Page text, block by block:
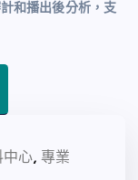
和播出後分析，支
中心, 專業